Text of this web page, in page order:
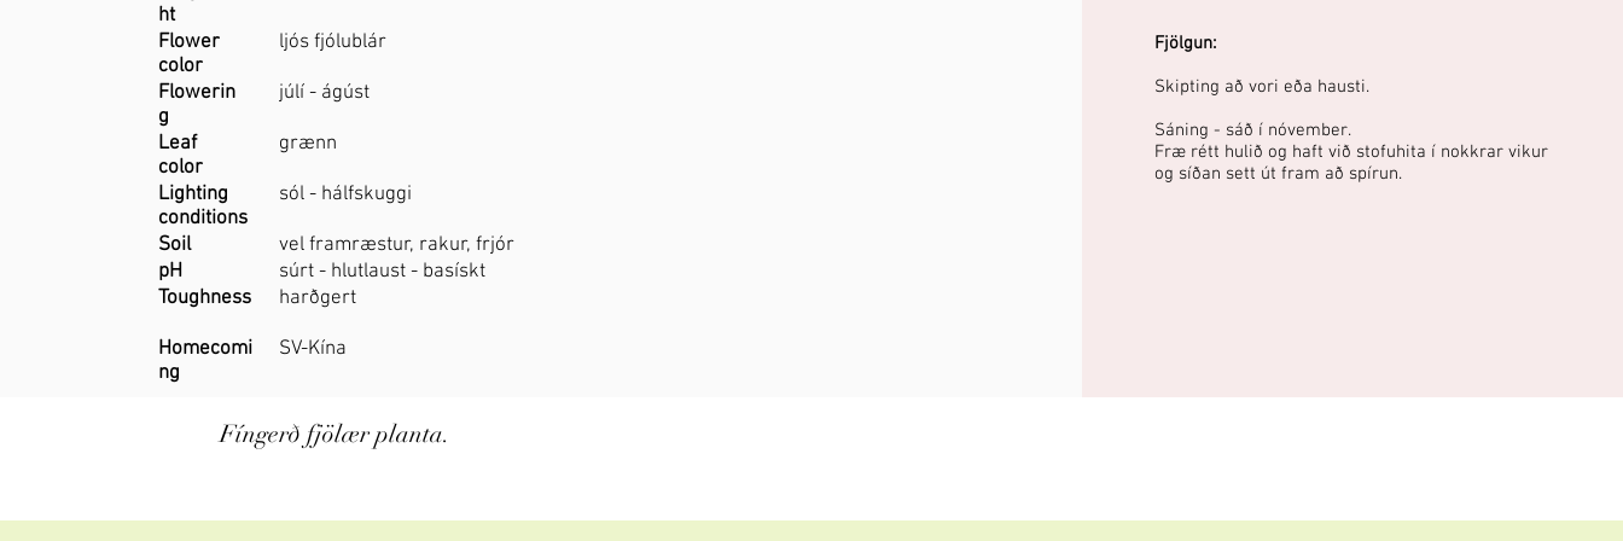
ht
Flower
color
ljós fjólublár
Flowerin
g
júlí - ágúst
Leaf
color
grænn
Lighting
conditions
sól - hálfskuggi
Soil
vel framræstur, rakur, frjór
pH
súrt - hlutlaust - basískt
Toughness
harðgert
Homecomi
ng
SV-Kína
Fjölgun:
Skipting að vori eða hausti.
Sáning - sáð í nóvember.
Fræ rétt hulið og haft við stofuhita í nokkrar vikur
og síðan sett út fram að spírun.
Fíngerð fjölær planta.